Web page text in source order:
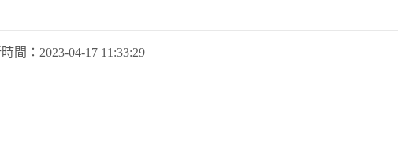
間： 2023-04-17 11:33:29